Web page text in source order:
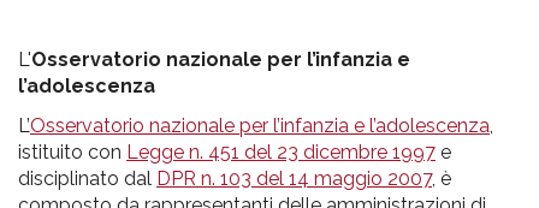
e
analisi
L'Osservatorio nazionale per l’infanzia e
l’adolescenza
L’Osservatorio nazionale per l’infanzia e l’adolescenza,
istituito con Legge n. 451 del 23 dicembre 1997 e
disciplinato dal DPR n. 103 del 14 maggio 2007, è